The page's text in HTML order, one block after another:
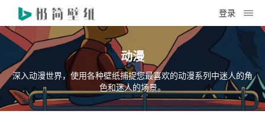
登录
动漫
深入动漫世界，使用各种壁纸捕捉您最喜欢的动漫系列中迷人的角
色和迷人的场景。